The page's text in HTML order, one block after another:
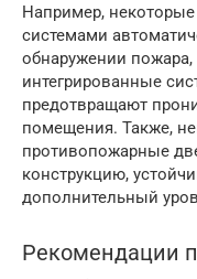
Например,
системами
обнаружении пожара,
интегрированные
предотвращают
помещения. Также,
противопожарные
конструкцию,
дополнительный
Рекомендации